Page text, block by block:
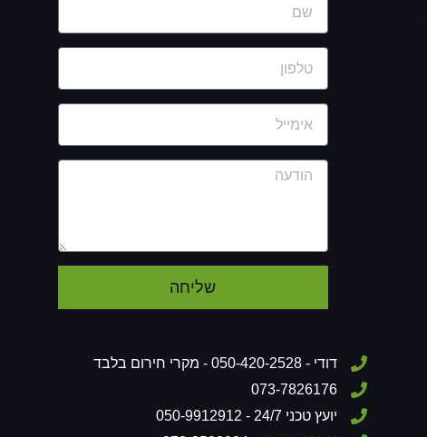
שליחה
דודי - 050-420-2528 - מקרי חירום בלבד
073-7826176
יועץ טכני 24/7 - 050-9912912